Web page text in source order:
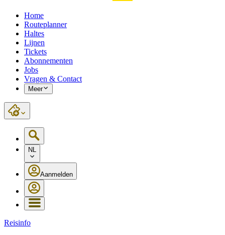
Home
Routeplanner
Haltes
Lijnen
Tickets
Abonnementen
Jobs
Vragen & Contact
Meer
NL
Aanmelden
Reisinfo